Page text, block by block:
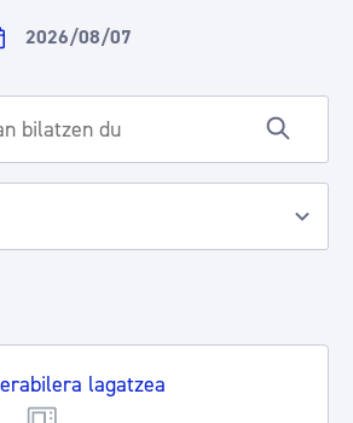
2026/08/07
lagatzea